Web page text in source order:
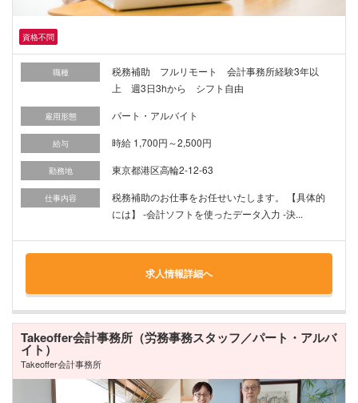
資格不問
職種
税務補助 フルリモート 会計事務所経験3年以
上 週3日3hから シフト自由
雇用形態 パート・アルバイト
給与 時給 1,700円～2,500円
勤務地 東京都港区高輪2-12-63
仕事内容
税務補助のお仕事をお任せいたします。 【具体的
には】 -会計ソフトを使ったデータ入力 -決...
求人情報詳細へ
Takeoffer会計事務所（労務事務スタッフ／パート・アルバ
イト）
Takeoffer会計事務所